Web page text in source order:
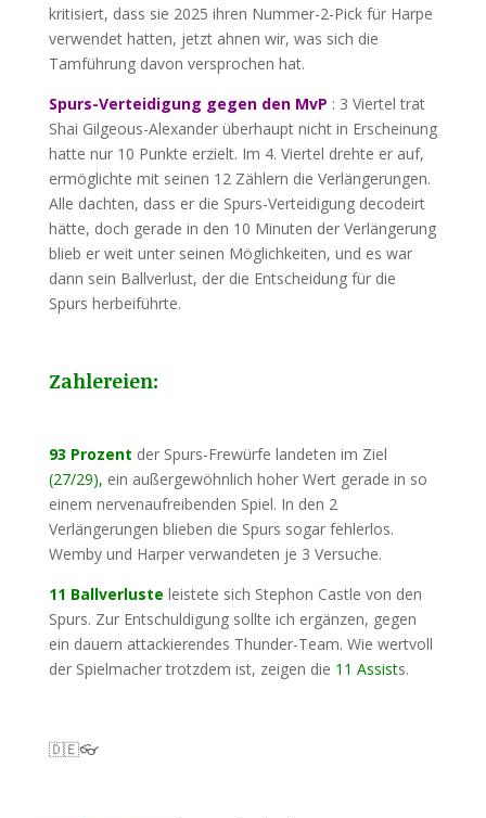
kritisiert, dass sie 2025 ihren Nummer-2-Pick für Harpe
verwendet hatten, jetzt ahnen wir, was sich die
Tamführung davon versprochen hat.
Spurs-Verteidigung gegen den MvP : 3 Viertel trat
Shai Gilgeous-Alexander überhaupt nicht in Erscheinung
hatte nur 10 Punkte erzielt. Im 4. Viertel drehte er auf,
ermöglichte mit seinen 12 Zählern die Verlängerungen.
Alle dachten, dass er die Spurs-Verteidigung decodeirt
hätte, doch gerade in den 10 Minuten der Verlängerung
blieb er weit unter seinen Möglichkeiten, und es war
dann sein Ballverlust, der die Entscheidung für die
Spurs herbeiführte.
Zahlereien:
93 Prozent der Spurs-Frewürfe landeten im Ziel
(27/29), ein außergewöhnlich hoher Wert gerade in so
einem nervenaufreibenden Spiel. In den 2
Verlängerungen blieben die Spurs sogar fehlerlos.
Wemby und Harper verwandeten je 3 Versuche.
11 Ballverluste leistete sich Stephon Castle von den
Spurs. Zur Entschuldigung sollte ich ergänzen, gegen
ein dauern attackierendes Thunder-Team. Wie wertvoll
der Spielmacher trotzdem ist, zeigen die 11 Assists.
🇩🇪👓